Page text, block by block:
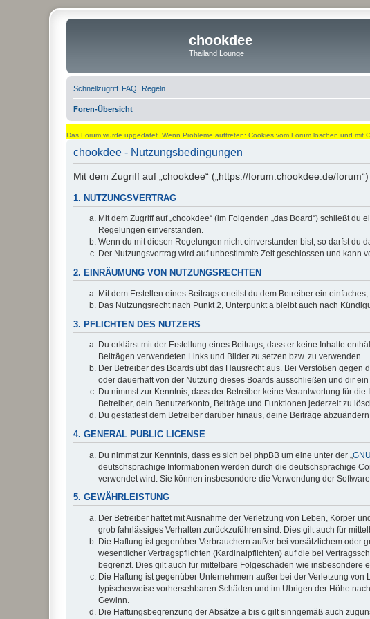
chookdee
Thailand Lounge
Schnellzugriff FAQ Regeln
Foren-Übersicht
Das Forum wurde upgedatet. Wenn Probleme auftreten: Cookies vom Forum löschen und mit
chookdee - Nutzungsbedingungen
Mit dem Zugriff auf „chookdee“ („https://forum.chookdee.de/
1. NUTZUNGSVERTRAG
Mit dem Zugriff auf „chookdee“ (im Folgenden „das Board“) schließt
Regelungen einverstanden.
Wenn du mit diesen Regelungen nicht einverstanden bist, so darfst du
Der Nutzungsvertrag wird auf unbestimmte Zeit geschlossen und
2. EINRÄUMUNG VON NUTZUNGSRECHTEN
Mit dem Erstellen eines Beitrags erteilst du dem Betreiber ein
Das Nutzungsrecht nach Punkt 2, Unterpunkt a bleibt auch nach
3. PFLICHTEN DES NUTZERS
Du erklärst mit der Erstellung eines Beitrags, dass er keine Inhalte
Beiträgen verwendeten Links und Bilder zu setzen bzw. zu verwenden.
Der Betreiber des Boards übt das Hausrecht aus. Bei Verstößen
oder dauerhaft von der Nutzung dieses Boards ausschließen und dir
Du nimmst zur Kenntnis, dass der Betreiber keine Verantwortung für
Betreiber, dein Benutzerkonto, Beiträge und Funktionen jederzeit zu
Du gestattest dem Betreiber darüber hinaus, deine Beiträge
4. GENERAL PUBLIC LICENSE
Du nimmst zur Kenntnis, dass es sich bei phpBB um eine unter der „
deutschsprachige Informationen werden durch die deutschsprachige
verwendet wird. Sie können insbesondere die Verwendung der
5. GEWÄHRLEISTUNG
Der Betreiber haftet mit Ausnahme der Verletzung von Leben, Körper
grob fahrlässiges Verhalten zurückzuführen sind. Dies gilt auch für
Die Haftung ist gegenüber Verbrauchern außer bei vorsätzlichem oder
wesentlicher Vertragspflichten (Kardinalpflichten) auf die bei
begrenzt. Dies gilt auch für mittelbare Folgeschäden wie insbesondere
Die Haftung ist gegenüber Unternehmern außer bei der Verletzung
typischerweise vorhersehbaren Schäden und im Übrigen der Höhe
Gewinn.
Die Haftungsbegrenzung der Absätze a bis c gilt sinngemäß auch